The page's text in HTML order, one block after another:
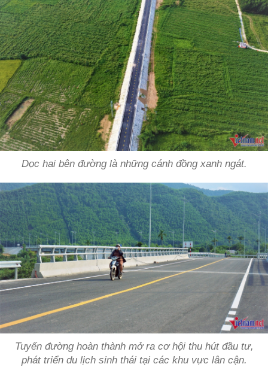
Dọc hai bên đường là những cánh đồng xanh ngát.
Tuyến đường hoàn thành mở ra cơ hội thu hút đầu tư,
phát triển du lịch sinh thái tại các khu vực lân cận.